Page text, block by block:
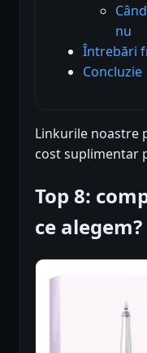
nu
Întrebări
Concluzie
Linkurile noastre
cost suplimentar
Top 8:
ce alegem?